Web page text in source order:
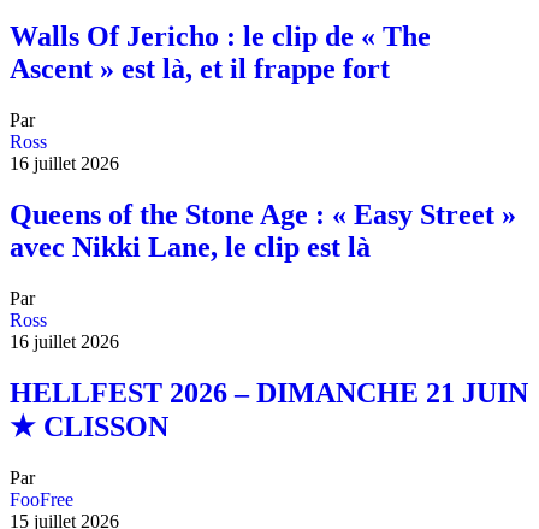
Walls Of Jericho : le clip de « The
Ascent » est là, et il frappe fort
Par
Ross
16 juillet 2026
Queens of the Stone Age : « Easy Street »
avec Nikki Lane, le clip est là
Par
Ross
16 juillet 2026
HELLFEST 2026 – DIMANCHE 21 JUIN
★ CLISSON
Par
FooFree
15 juillet 2026